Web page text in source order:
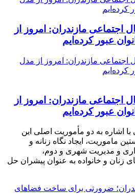
اجتماعی مازندران: امروز از
عبور کرده‌ایم
اجتماعی مازندران: امروز از
عبور کرده‌ایم
اشاره به دو مأموریت اصلی این
ماموریت، ایجاد نگاه زنانه و
و مدیریت شهری و دوم،
و خانواده به عنوان پیشران حل